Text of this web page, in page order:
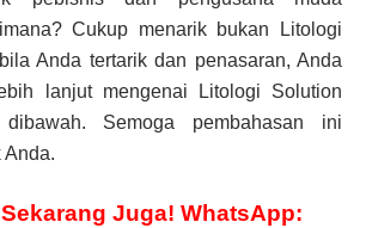
Cukup menarik bukan Litologi
Anda tertarik dan penasaran, Anda
lanjut mengenai Litologi Solution
Semoga pembahasan ini
Anda.
Juga! WhatsApp: